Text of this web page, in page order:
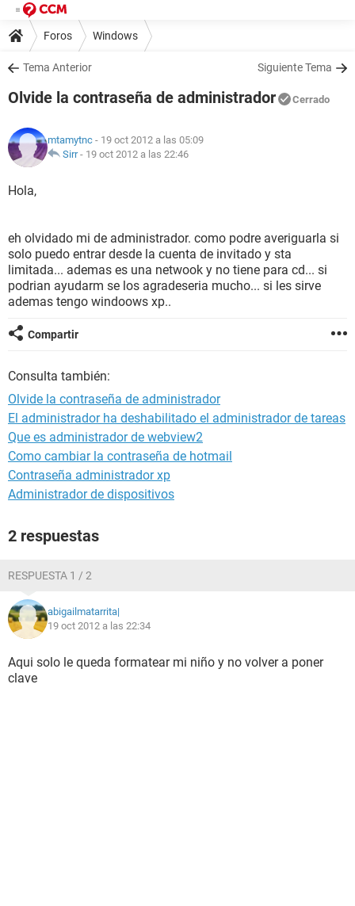
Foros Windows
Tema Anterior Siguiente Tema
Olvide la contraseña de administrador Cerrado
mtamytnc - 19 oct 2012 a las 05:09
Sirr- 19 oct 2012 a las 22:46
Hola,
eh olvidado mi de administrador. como podre averiguarla si
solo puedo entrar desde la cuenta de invitado y sta
limitada... ademas es una netwook y no tiene para cd... si
podrian ayudarm se los agradeseria mucho... si les sirve
ademas tengo windoows xp..
Compartir
Consulta también:
Olvide la contraseña de administrador
El administrador ha deshabilitado el administrador de tareas
Que es administrador de webview2
Como cambiar la contraseña de hotmail
Contraseña administrador xp
Administrador de dispositivos
2 respuestas
RESPUESTA 1 / 2
abigailmatarrita|
19 oct 2012 a las 22:34
Aqui solo le queda formatear mi niño y no volver a poner
clave